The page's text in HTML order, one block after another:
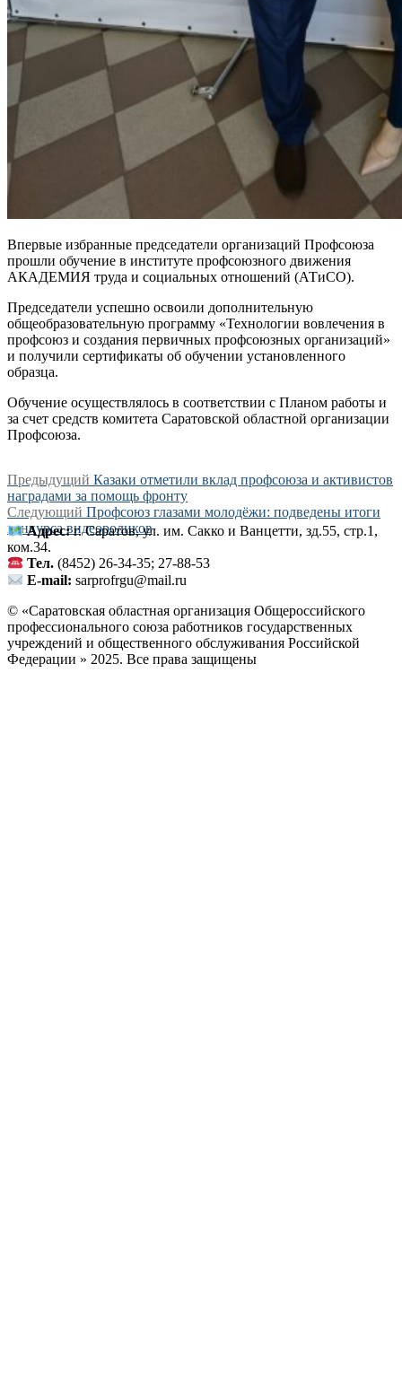
Впервые избранные председатели организаций Профсоюза
прошли обучение в институте профсоюзного движения
АКАДЕМИЯ труда и социальных отношений (АТиСО).
Председатели успешно освоили дополнительную
общеобразовательную программу «Технологии вовлечения в
профсоюз и создания первичных профсоюзных организаций»
и получили сертификаты об обучении установленного
образца.
Обучение осуществлялось в соответствии с Планом работы и
за счет средств комитета Саратовской областной организации
Профсоюза.
Навигация
по
записям
Предыдущий Предыдущая
запись:
Казаки отметили вклад профсоюза и активистов
наградами за помощь фронту
Следующий Следующая
запись:
Профсоюз глазами молодёжи: подведены итоги
конкурса видеороликов
Адрес:г. Саратов, ул. им. Сакко и Ванцетти, зд.55, стр.1,
ком.34.
Тел. (8452) 26-34-35; 27-88-53
E-mail: sarprofrgu@mail.ru
© «Саратовская областная организация Общероссийского
профессионального союза работников государственных
учреждений и общественного обслуживания Российской
Федерации » 2025. Все права защищены